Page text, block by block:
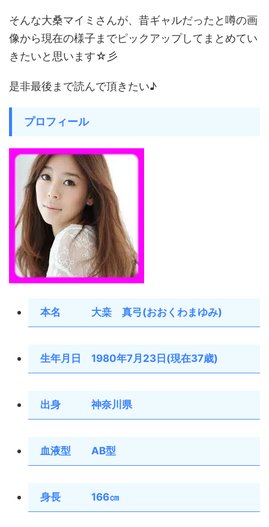
そんな大桑マイミさんが、昔ギャルだったと噂の画
像から現在の様子までピックアップしてまとめてい
きたいと思います☆彡
是非最後まで読んで頂きたい♪
プロフィール
本名 大桒 真弓(おおくわまゆみ)
生年月日 1980年7月23日(現在37歳)
出身 神奈川県
血液型 AB型
身長 166㎝